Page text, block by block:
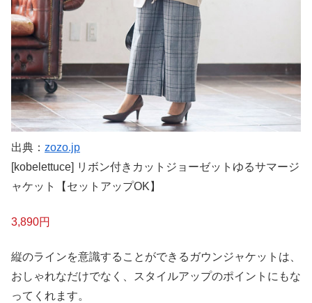
出典： zozo.jp
[kobelettuce] リボン付きカットジョーゼットゆるサマージ
ャケット【セットアップOK】
3,890円
縦のラインを意識することができるガウンジャケットは、
おしゃれなだけでなく、スタイルアップのポイントにもな
ってくれます。